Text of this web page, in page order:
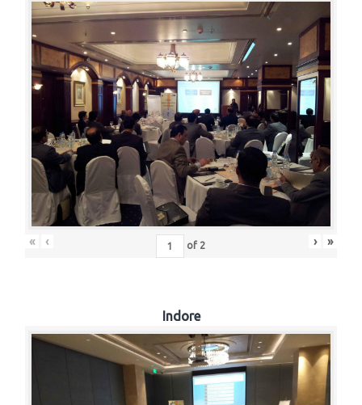
« ‹ of 2 › »
Indore